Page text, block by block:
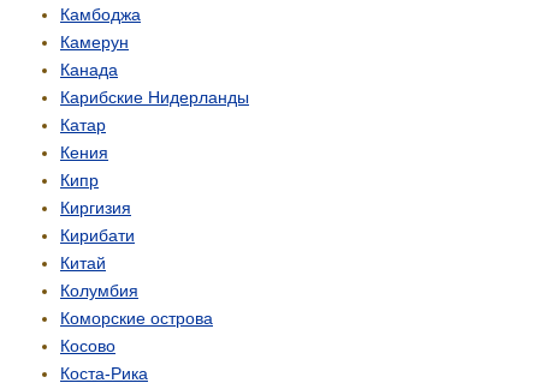
Камбоджа
Камерун
Канада
Карибские Нидерланды
Катар
Кения
Кипр
Киргизия
Кирибати
Китай
Колумбия
Коморские острова
Косово
Коста-Рика